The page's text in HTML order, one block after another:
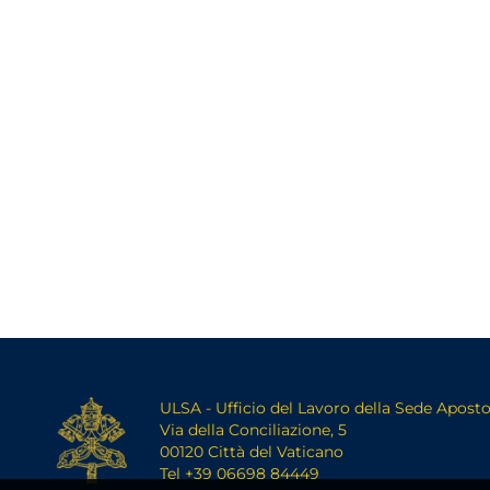
ULSA - Ufficio del Lavoro della Sede
Via della Conciliazione, 5
00120 Città del Vaticano
Tel +39 06698 84449